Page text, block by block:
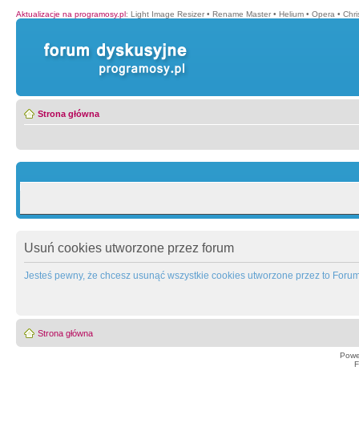
Aktualizacje na programosy.pl: Light Image Resizer • Rename Master • Helium • Opera •
Strona główna
Usuń cookies utworzone przez forum
Jesteś pewny, że chcesz usunąć wszystkie cookies utworzone przez to
Strona główna